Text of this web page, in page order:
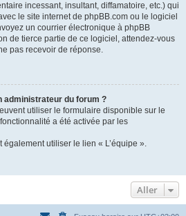
incessant, insultant, diffamatoire, etc.) qui
le site internet de phpBB.com ou le logiciel
un courrier électronique à phpBB
de tierce partie de ce logiciel, attendez-vous
pas recevoir de réponse.
administrateur du forum ?
utiliser le formulaire disponible sur le
a été activée par les
également utiliser le lien « L’équipe ».
Aller